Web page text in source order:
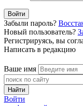
Войти
Забыли пароль?
Новый пользователь?
Регистрируясь, вы
Написать в редакцию
Ваше имя
Найти
Войти